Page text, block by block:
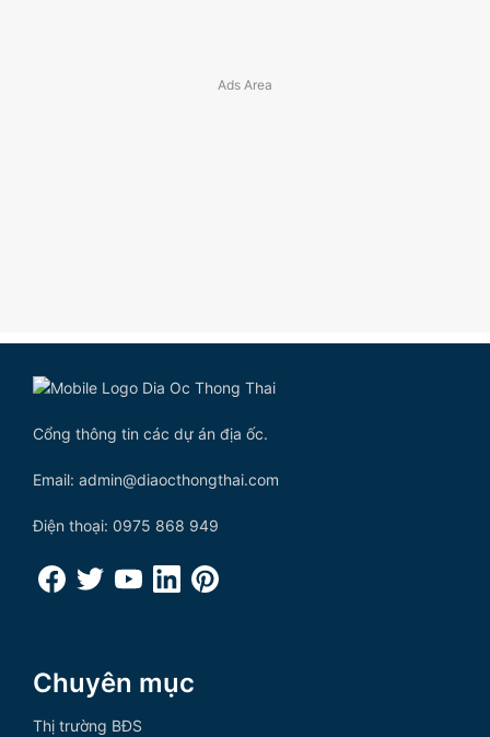
Cổng thông tin các dự án địa ốc.
Email: admin@diaocthongthai.com
Điện thoại: 0975 868 949
Chuyên mục
Thị trường BĐS